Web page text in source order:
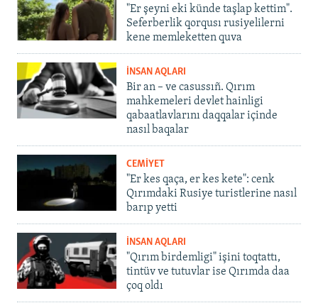
"Er şeyni eki künde taşlap kettim".
Seferberlik qorqusı rusiyelilerni
kene memleketten quva
İNSAN AQLARI
Bir an – ve casussıñ. Qırım
mahkemeleri devlet hainligi
qabaatlavlarını daqqalar içinde
nasıl baqalar
CEMİYET
"Er kes qaça, er kes kete": cenk
Qırımdaki Rusiye turistlerine nasıl
barıp yetti
İNSAN AQLARI
"Qırım birdemligi" işini toqtattı,
tintüv ve tutuvlar ise Qırımda daa
çoq oldı